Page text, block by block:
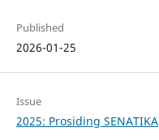
Published
2026-01-25
Issue
2025: Prosiding SENATIKA